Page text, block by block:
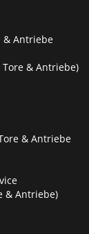
& Antriebe
& Antriebe)
& Antriebe
& Antriebe)